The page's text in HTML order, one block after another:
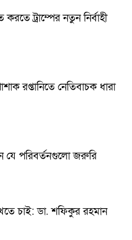
করতে ট্রাম্পের নতুন নির্বাহী
রপ্তানিতে নেতিবাচক ধারা
যে পরিবর্তনগুলো জরুরি
চাই: ডা. শফিকুর রহমান